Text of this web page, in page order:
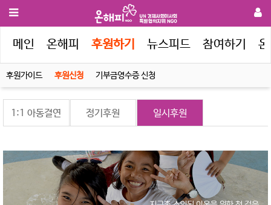
메인 온해피 후원하기 뉴스피드 참여하기
후원가이드 후원신청 기부금영수증 신청
1:1 아동결연 정기후원 일시후원